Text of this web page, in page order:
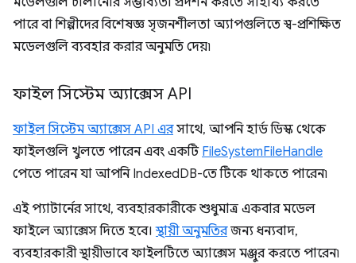
পারে বা শিল্পীদের বিশেষজ্ঞ সৃজনশীলতা অ্যাপগুলিতে স্ব-প্রশিক্ষিত
মডেলগুলি ব্যবহার করার অনুমতি দেয়৷
ফাইল সিস্টেম অ্যাক্সেস API
ফাইল সিস্টেম অ্যাক্সেস API এরসাথে, আপনি হার্ড ডিস্ক থেকে
ফাইলগুলি খুলতে পারেন এবং একটি FileSystemFileHandle
পেতে পারেন যা আপনি IndexedDB-তে টিকে থাকতে পারেন৷
এই প্যাটার্নের সাথে, ব্যবহারকারীকে শুধুমাত্র একবার মডেল
ফাইলে অ্যাক্সেস দিতে হবে।স্থায়ী অনুমতিরজন্য ধন্যবাদ,
ব্যবহারকারী স্থায়ীভাবে ফাইলটিতে অ্যাক্সেস মঞ্জুর করতে পারেন৷